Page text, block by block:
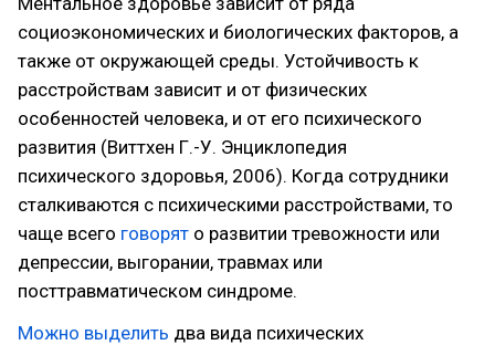
социоэкономических и биологических факторов, а
также от окружающей среды. Устойчивость к
расстройствам зависит и от физических
особенностей человека, и от его психического
развития (Виттхен Г.-У. Энциклопедия
психического здоровья, 2006). Когда сотрудники
сталкиваются с психическими расстройствами, то
чаще всего говорят о развитии тревожности или
депрессии, выгорании, травмах или
посттравматическом синдроме.
Можно выделить два вида психических